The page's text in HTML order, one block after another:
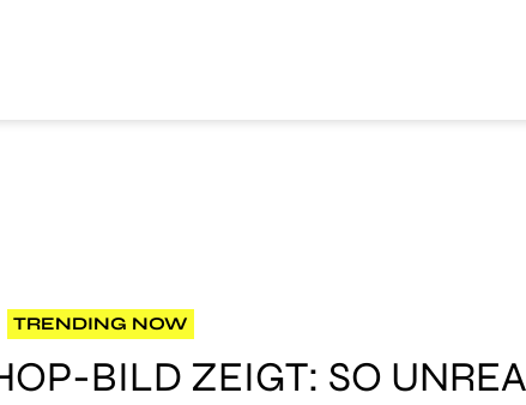
TRENDING NOW
BILD ZEIGT: SO